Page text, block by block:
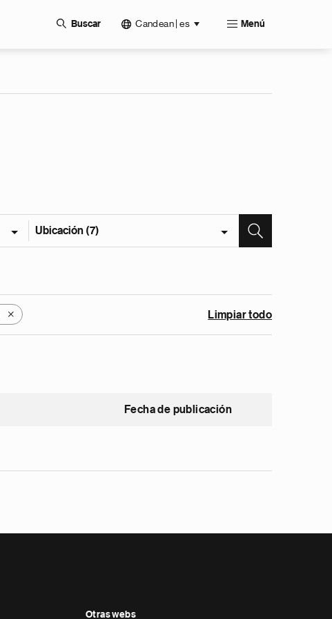
Buscar Candean | es Menú
Ubicación (7)
X Limpiar todo
Fecha de publicación
Otras webs